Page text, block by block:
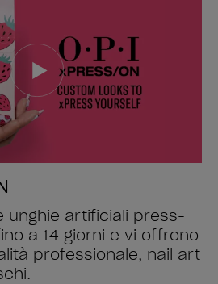
unghie artificiali press-
a 14 giorni e vi offrono
professionale, nail art